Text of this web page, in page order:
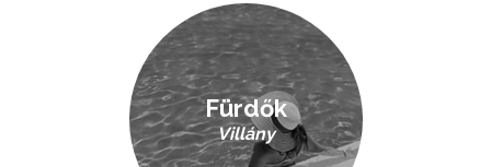
Fürdők
Villány